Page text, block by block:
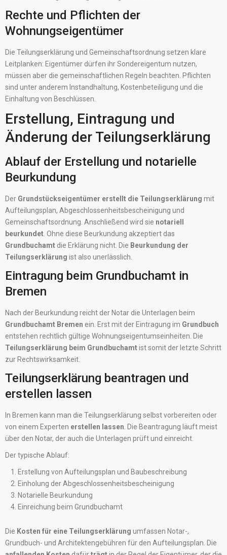
Rechte und Pflichten der
Wohnungseigentümer
Die Teilungserklärung und Gemeinschaftsordnung setzen klare
Leitplanken: Eigentümer dürfen ihr Sondereigentum nutzen,
müssen aber die gemeinschaftlichen Regeln beachten. Pflichten
sind unter anderem Instandhaltung, Kostenbeteiligung und die
Einhaltung von Beschlüssen.
Erstellung, Eintragung und
Änderung der Teilungserklärung
Ablauf der Erstellung und notarielle
Beurkundung
Der Grundstückseigentümer erstellt die Teilungserklärung mit
Aufteilungsplan, Abgeschlossenheitsbescheinigung und
Gemeinschaftsordnung. Anschließend wird sie notariell
beurkundet . Ohne diese Beurkundung akzeptiert das
Grundbuchamt die Erklärung nicht. Die Beurkundung der
Teilungserklärung ist also unerlässlich.
Eintragung beim Grundbuchamt in
Bremen
Nach der Beurkundung reicht der Notar die Unterlagen beim
Grundbuchamt Bremen ein. Erst mit der Eintragung im Grundbuch
entstehen rechtlich gültige Wohnungseigentumseinheiten. Die
Teilungserklärung beim Grundbuchamtist somit der letzte Schritt
zur Rechtswirksamkeit.
Teilungserklärung beantragen und
erstellen lassen
In Bremen kann man die Teilungserklärung selbst vorbereiten oder
von einem Experten erstellen lassen . Die Beantragung läuft meist
über den Notar, der auch die Unterlagen prüft und einreicht.
Der typische Ablauf:
Erstellung von Aufteilungsplan und Baubeschreibung
Einholung der Abgeschlossenheitsbescheinigung
Notarielle Beurkundung
Einreichung beim Grundbuchamt
Die Kosten für eine Teilungserklärung umfassen Notar-,
Grundbuch- und Architektengebühren für den Aufteilungsplan. Die